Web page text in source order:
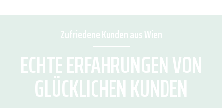
Zufriedene Kunden aus Wien
ECHTE ERFAHRUNGEN VON
GLÜCKLICHEN KUNDEN